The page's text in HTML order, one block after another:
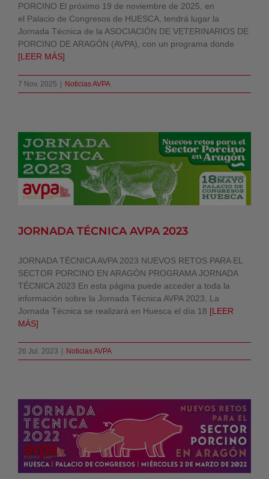
PORCINO El próximo 19 de noviembre de 2025, en
el Palacio de Congresos de HUESCA, tendrá lugar la
Jornada Técnica de la ASOCIACIÓN DE VETERINARIOS DE
PORCINO DE ARAGÓN (AVPA), con un programa donde
[LEER MÁS]
7 Nov. 2025 Noticias AVPA
JORNADA TÉCNICA AVPA 2023
Noticias AVPA
JORNADA TÉCNICA AVPA 2023
JORNADA TÉCNICA AVPA 2023 NUEVOS RETOS PARA EL
SECTOR PORCINO EN ARAGÓN PROGRAMA JORNADA
TÉCNICA 2023 En esta página puede acceder a toda la
información sobre la Jornada Técnica AVPA 2023, La
Jornada Técnica se realizará en Huesca el día 18 [LEER
MÁS]
26 Jul. 2023 Noticias AVPA
JORNADA TÉCNICA AVPA 2022
Noticias AVPA